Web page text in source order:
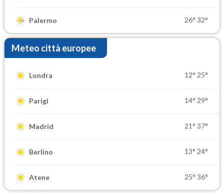
Palermo 26° 32°
Meteo città europee
Londra 12° 25°
Parigi 14° 29°
Madrid 21° 37°
Berlino 13° 24°
Atene 25° 36°